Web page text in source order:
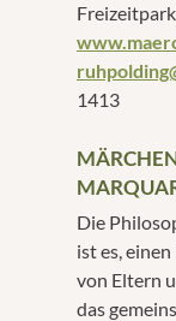
1413
Die
ist es,
von Eltern
das